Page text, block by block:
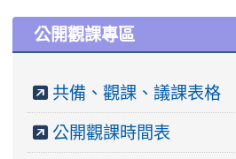
公開觀課專區
共備、觀課、議課表格
公開觀課時間表